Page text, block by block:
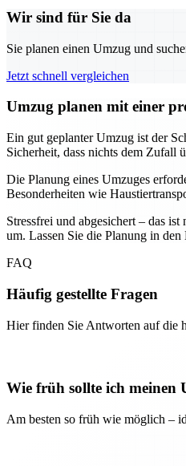
Wir sind für Sie da
Sie planen einen Umzug und
Jetzt schnell vergleichen
Umzug planen mit einer
Ein gut geplanter Umzug ist der
Sicherheit, dass nichts dem Zufall
Die Planung eines Umzuges
Besonderheiten wie
Stressfrei und abgesichert – das
um. Lassen Sie die Planung in
FAQ
Häufig gestellte Fragen
Hier finden Sie Antworten auf die
Wie früh sollte ich meinen
Am besten so früh wie möglich –